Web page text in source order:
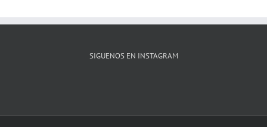
SIGUENOS EN INSTAGRAM